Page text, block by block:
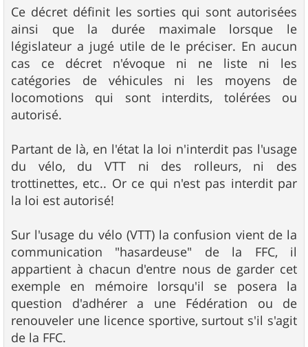
Ce décret définit les sorties qui sont autorisées
ainsi que la durée maximale lorsque le
législateur a jugé utile de le préciser. En aucun
cas ce décret n'évoque ni ne liste ni les
catégories de véhicules ni les moyens de
locomotions qui sont interdits, tolérées ou
autorisé.
Partant de là, en l'état la loi n'interdit pas l'usage
du vélo, du VTT ni des rolleurs, ni des
trottinettes, etc.. Or ce qui n'est pas interdit par
la loi est autorisé!
Sur l'usage du vélo (VTT) la confusion vient de la
communication "hasardeuse" de la FFC, il
appartient à chacun d'entre nous de garder cet
exemple en mémoire lorsqu'il se posera la
question d'adhérer a une Fédération ou de
renouveler une licence sportive, surtout s'il s'agit
de la FFC.